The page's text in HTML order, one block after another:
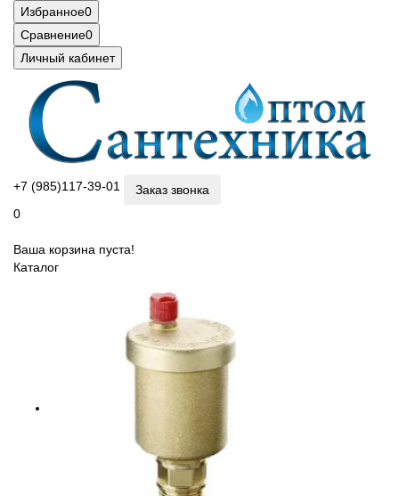
Избранное0
Сравнение0
Личный кабинет
+7 (985)117-39-01
Заказ звонка
0
Ваша корзина пуста!
Каталог